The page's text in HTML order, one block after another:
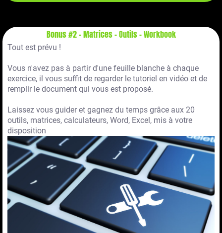
Bonus #2 - Matrices - Outils - Workbook
Tout est prévu !
Vous n'avez pas à partir d'une feuille blanche à chaque
exercice, il vous suffit de regarder le tutoriel en vidéo et de
remplir le document qui vous est proposé.
Laissez vous guider et gagnez du temps grâce aux 20
outils, matrices, calculateurs, Word, Excel, mis à votre
disposition